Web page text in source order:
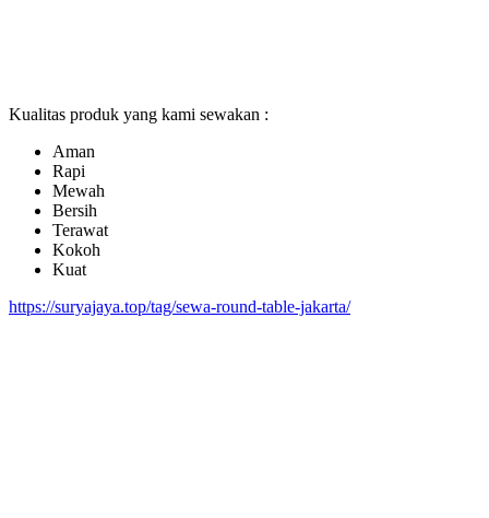
Kualitas produk yang kami sewakan :
Aman
Rapi
Mewah
Bersih
Terawat
Kokoh
Kuat
https://suryajaya.top/tag/sewa-round-table-jakarta/